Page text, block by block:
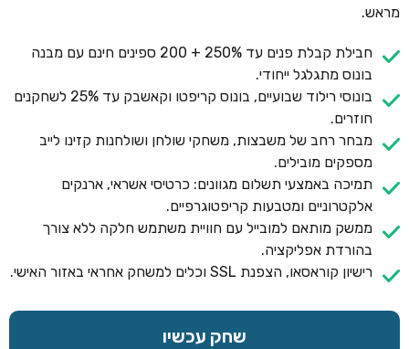
מראש.
חבילת קבלת פנים עד 250% + 200 ספינים חינם עם מבנה
בונוס מתגלגל ייחודי.
בונוסי רילוד שבועיים, בונוס קריפטו וקאשבק עד 25% לשחקנים
חוזרים.
מבחר רחב של משבצות, משחקי שולחן ושולחנות קזינו לייב
מספקים מובילים.
תמיכה באמצעי תשלום מגוונים: כרטיסי אשראי, ארנקים
אלקטרוניים ומטבעות קריפטוגרפיים.
ממשק מותאם למובייל עם חוויית משתמש חלקה ללא צורך
בהורדת אפליקציה.
רישיון קוראסאו, הצפנת SSL וכלים למשחק אחראי באזור האישי.
שחק עכשיו